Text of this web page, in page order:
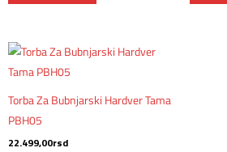
Torba Za Bubnjarski Hardver Tama
PBH05
22.499,00rsd